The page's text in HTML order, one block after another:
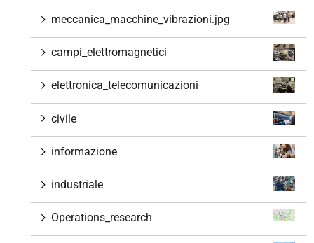
meccanica_macchine_vibrazioni.jpg
campi_elettromagnetici
elettronica_telecomunicazioni
civile
informazione
industriale
Operations_research